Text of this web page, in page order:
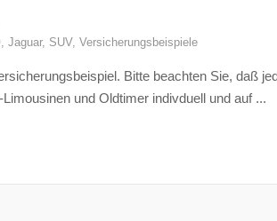
,Jaguar, SUV,Versicherungsbeispiele
Bitte beachten Sie, daß
und Oldtimer indivduell und auf ...